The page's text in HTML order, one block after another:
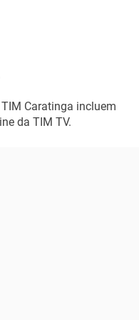
Caratinga incluem
da TIM TV.